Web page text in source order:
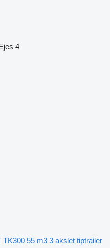
Ejes 4
TK300 55 m3 3 akslet tiptrailer